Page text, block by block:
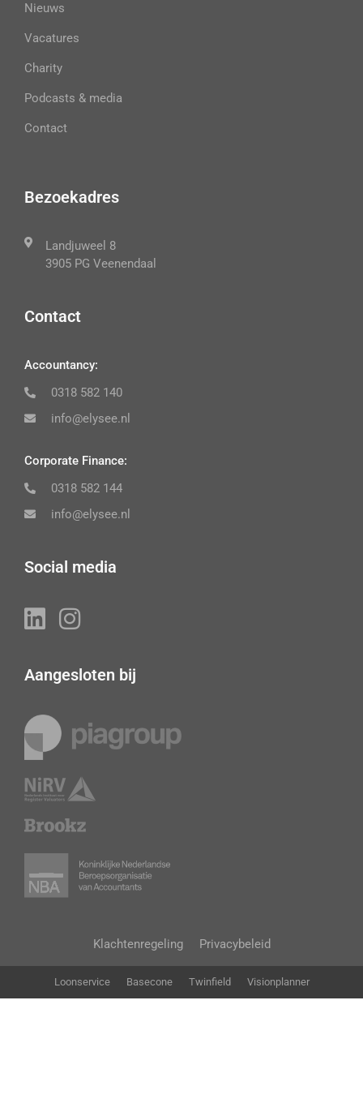
Nieuws
Vacatures
Charity
Podcasts & media
Contact
Bezoekadres
Landjuweel 8
3905 PG Veenendaal
Contact
Accountancy:
0318 582 140
info@elysee.nl
Corporate Finance:
0318 582 144
info@elysee.nl
Social media
Aangesloten bij
Klachtenregeling Privacybeleid
Loonservice Basecone Twinfield Visionplanner